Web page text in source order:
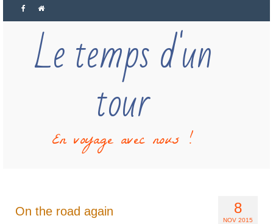
Le temps d'un
tour
En voyage avec nous !
8
NOV 2015
On the road again